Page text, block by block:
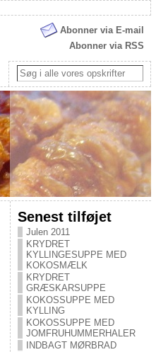
Abonner via E-mail
Abonner via RSS
Senest tilføjet
Julen 2011
KRYDRET
KYLLINGESUPPE MED
KOKOSMÆLK
KRYDRET
GRÆSKARSUPPE
KOKOSSUPPE MED
KYLLING
KOKOSSUPPE MED
JOMFRUHUMMERHALER
INDBAGT MØRBRAD